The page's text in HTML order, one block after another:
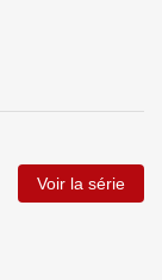
Voir la série